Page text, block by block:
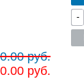
руб.
руб.
-